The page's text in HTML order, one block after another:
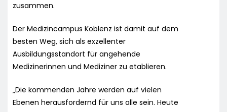
zusammen.
Der Medizincampus Koblenz ist damit auf dem
besten Weg, sich als exzellenter
Ausbildungsstandort für angehende
Medizinerinnen und Mediziner zu etablieren.
„Die kommenden Jahre werden auf vielen
Ebenen herausfordernd für uns alle sein. Heute